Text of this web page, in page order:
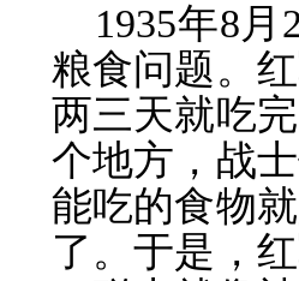
1935年8
粮食问题。
两三天就吃
个地方，战
能吃的食物
了。于是，